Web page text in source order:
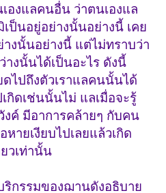
องแลคนอื่น ว่าตนเองแล
ป็นอยู่อย่างนั้นอย่างนี้ เคย
งนั้นอย่างนี้ แต่ไม่ทราบว่า
งนั้นได้เป็นอะไร ดังนี้
ไปถึงตัวเราแลคนนั้นได้
กิดเช่นนั้นไม่ แลเมื่อจะรู้
งค์ มีอาการคล้ายๆ กับคน
ายเงียบไปเลยแล้วเกิด
วเท่านั้น
ริกรรมของฌานดังอธิบาย